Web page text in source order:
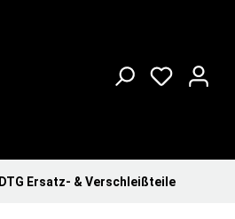
DTG Ersatz- & Verschleißteile